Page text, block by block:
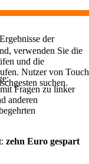
der
verwenden Sie die
und die
Nutzer von
suchen.
Fragen zu linker
anderen
zehn Euro gespart